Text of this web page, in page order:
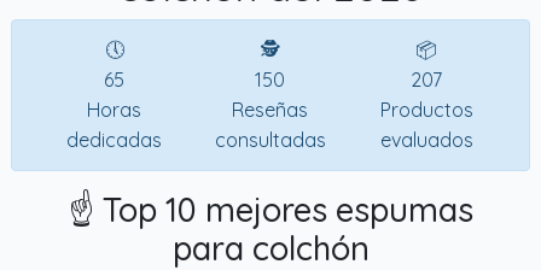
🕔
65
Horas
dedicadas
🕵
150
Reseñas
consultadas
📦
207
Productos
evaluados
☝️ Top 10 mejores espumas
para colchón